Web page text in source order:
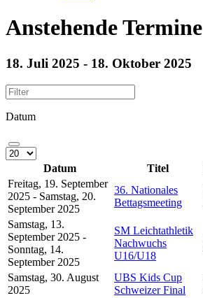
Anstehende Termine
18. Juli 2025 - 18. Oktober 2025
Datum
Datum Titel
Freitag, 19. September
2025 - Samstag, 20.
September 2025
36. Nationales
Bettagsmeeting
Samstag, 13.
September 2025 -
Sonntag, 14.
September 2025
SM Leichtathletik
Nachwuchs
U16/U18
Samstag, 30. August
2025
UBS Kids Cup
Schweizer Final